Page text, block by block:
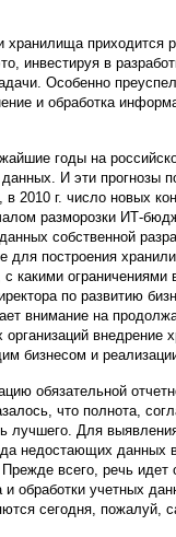
хранилища
инвестируя в
Особенно
и обработка
годы на
И эти прогнозы
2010 г. число новых
разморозки ИТ-
собственной
для построения
какими
по развитию
внимание на
бизнесом и
обязательной
что полнота,
лучшего. Для
недостающих
всего, речь
и обработки учетных
сегодня, пожалуй,